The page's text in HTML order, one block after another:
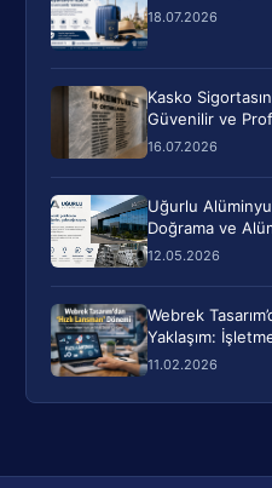
18.07.2026
Kasko
Güvenilir ve
16.07.2026
Uğurlu
Doğrama ve
12.05.2026
Webrek
Yaklaşım:
11.02.2026